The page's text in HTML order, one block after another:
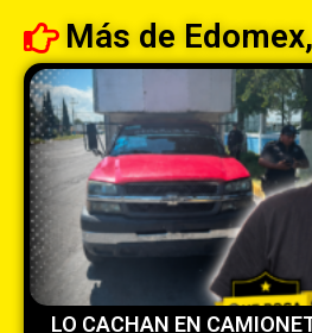
Más de Edomex,
LO CACHAN EN